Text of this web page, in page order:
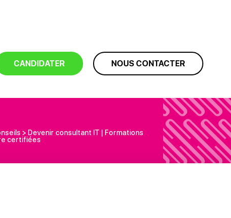
CANDIDATER NOUS CONTACTER
> Devenir consultant IT | Formations
certifiées